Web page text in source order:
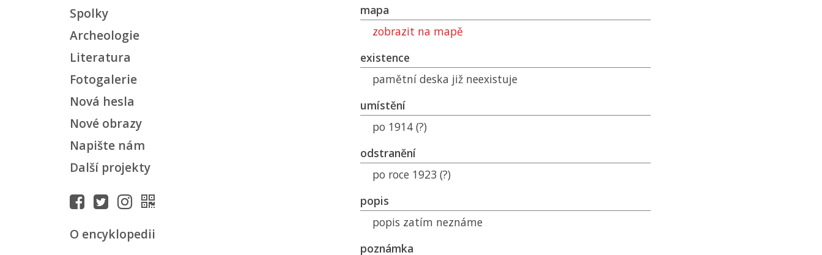
Spolky
Archeologie
Literatura
Fotogalerie
Nová hesla
Nové obrazy
Napište nám
Další projekty
O encyklopedii
mapa
zobrazit na mapě
existence
pamětní deska již neexistuje
umístění
po 1914 (?)
odstranění
po roce 1923 (?)
popis
popis zatím neznáme
poznámka